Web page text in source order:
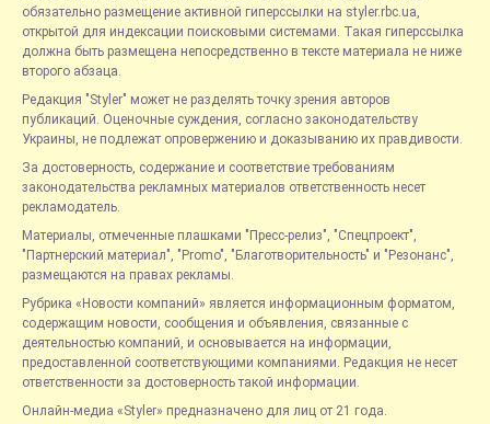
обязательно размещение активной гиперссылки на styler.rbc.ua,
открытой для индексации поисковыми системами. Такая гиперссылка
должна быть размещена непосредственно в тексте материала не ниже
второго абзаца.
Редакция "Styler" может не разделять точку зрения авторов
публикаций. Оценочные суждения, согласно законодательству
Украины, не подлежат опровержению и доказыванию их правдивости.
За достоверность, содержание и соответствие требованиям
законодательства рекламных материалов ответственность несет
рекламодатель.
Материалы, отмеченные плашками "Пресс-релиз", "Спецпроект",
"Партнерский материал", "Promo", "Благотворительность" и "Резонанс",
размещаются на правах рекламы.
Рубрика «Новости компаний» является информационным форматом,
содержащим новости, сообщения и объявления, связанные с
деятельностью компаний, и основывается на информации,
предоставленной соответствующими компаниями. Редакция не несет
ответственности за достоверность такой информации.
Онлайн-медиа «Styler» предназначено для лиц от 21 года.